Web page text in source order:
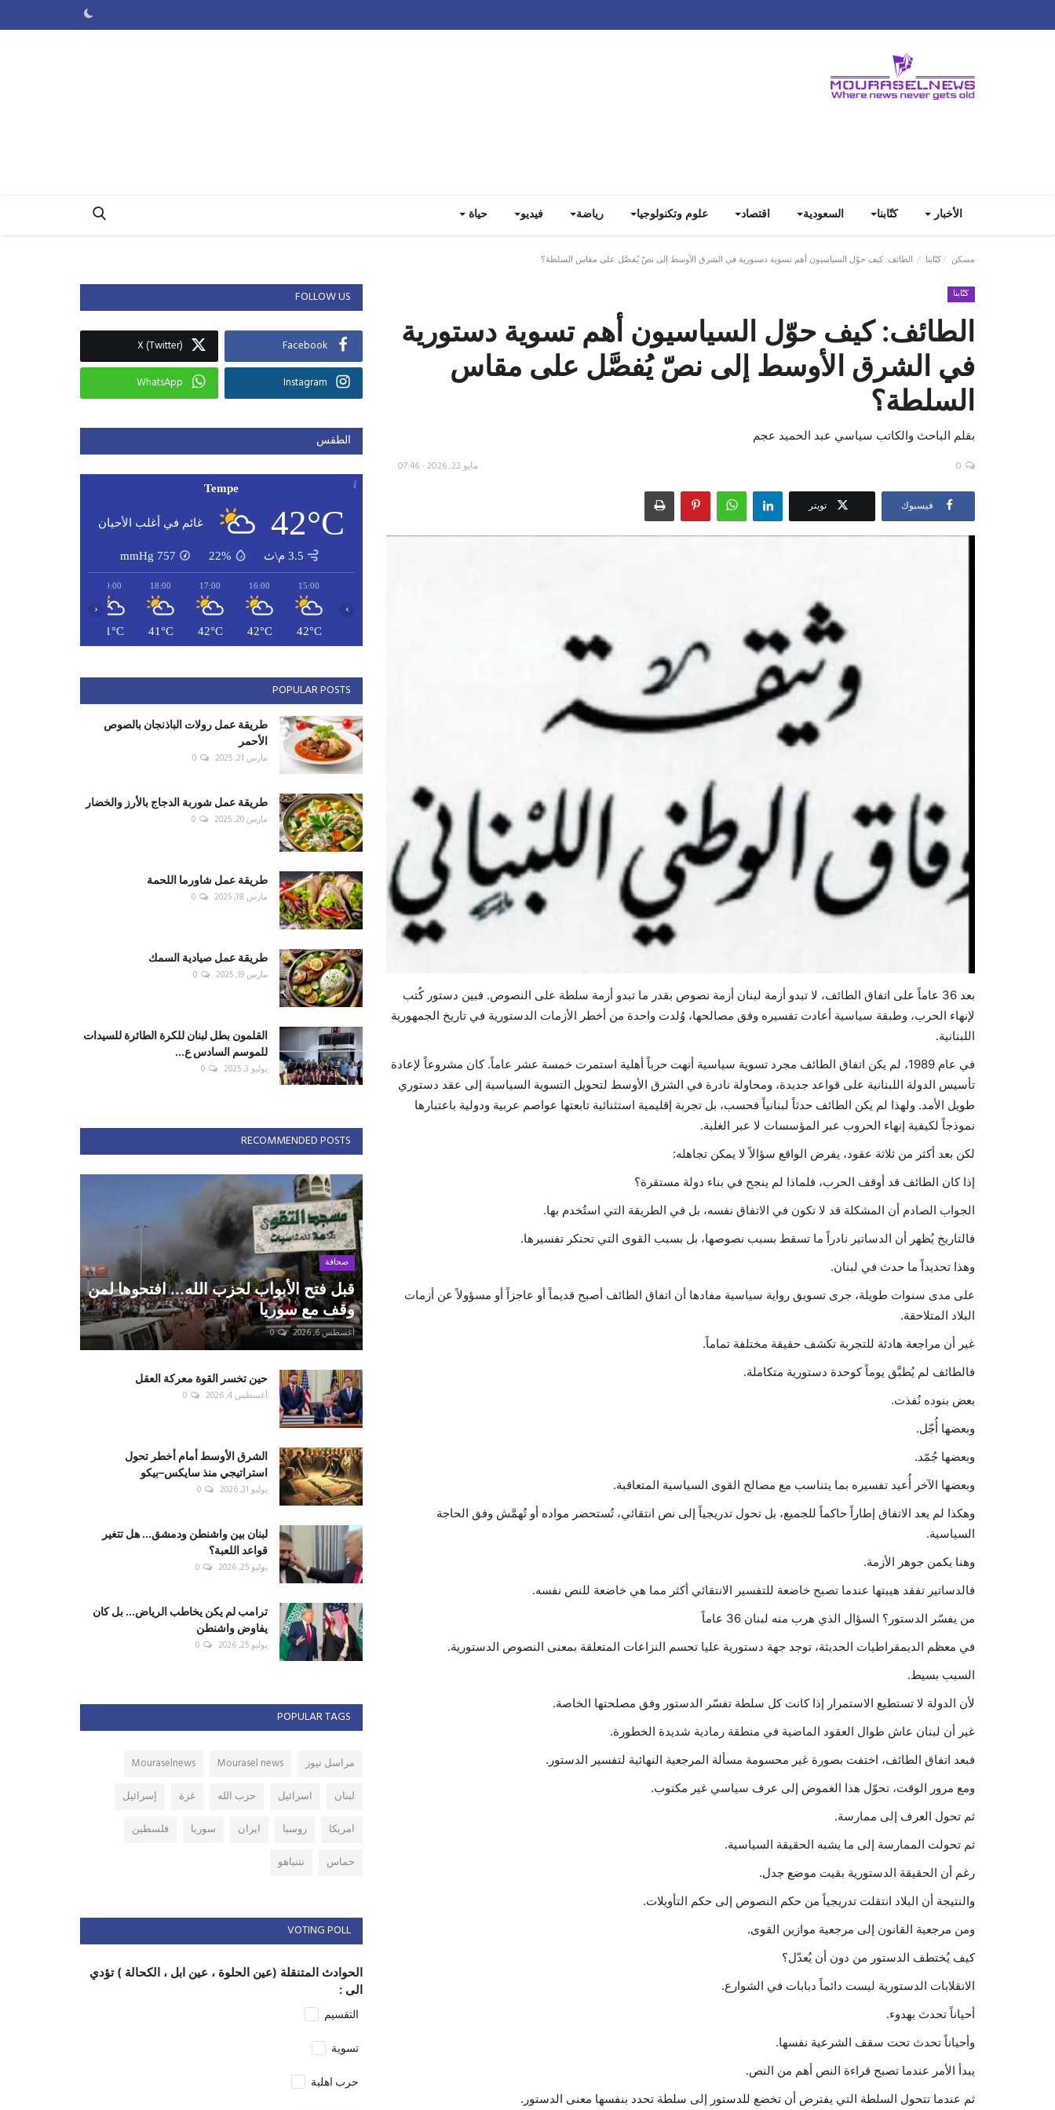
الأخبار كتّابنا السعودية اقتصاد علوم وتكنولوجيا رياضة فيديو حياة
مسكن كتّابنا الطائف: كيف حوّل السياسيون أهم تسوية دستورية في الشرق الأوسط إلى نصّ يُفصَّل على مقاس السلطة؟
كتّابنا
الطائف: كيف حوّل السياسيون أهم تسوية دستورية
في الشرق الأوسط إلى نصّ يُفصَّل على مقاس
السلطة؟
بقلم الباحث والكاتب سياسي عبد الحميد عجم
مايو 22, 2026 - 07:46 0
فيسبوك تويتر
بعد 36 عاماً على اتفاق الطائف، لا تبدو أزمة لبنان أزمة نصوص بقدر ما تبدو أزمة سلطة على النصوص. فبين دستور كُتب
لإنهاء الحرب، وطبقة سياسية أعادت تفسيره وفق مصالحها، وُلدت واحدة من أخطر الأزمات الدستورية في تاريخ الجمهورية
اللبنانية.
في عام 1989، لم يكن اتفاق الطائف مجرد تسوية سياسية أنهت حرباً أهلية استمرت خمسة عشر عاماً. كان مشروعاً لإعادة
تأسيس الدولة اللبنانية على قواعد جديدة، ومحاولة نادرة في الشرق الأوسط لتحويل التسوية السياسية إلى عقد دستوري
طويل الأمد. ولهذا لم يكن الطائف حدثاً لبنانياً فحسب، بل تجربة إقليمية استثنائية تابعتها عواصم عربية ودولية باعتبارها
نموذجاً لكيفية إنهاء الحروب عبر المؤسسات لا عبر الغلبة.
لكن بعد أكثر من ثلاثة عقود، يفرض الواقع سؤالاً لا يمكن تجاهله:
إذا كان الطائف قد أوقف الحرب، فلماذا لم ينجح في بناء دولة مستقرة؟
الجواب الصادم أن المشكلة قد لا تكون في الاتفاق نفسه، بل في الطريقة التي استُخدم بها.
فالتاريخ يُظهر أن الدساتير نادراً ما تسقط بسبب نصوصها، بل بسبب القوى التي تحتكر تفسيرها.
وهذا تحديداً ما حدث في لبنان.
على مدى سنوات طويلة، جرى تسويق رواية سياسية مفادها أن اتفاق الطائف أصبح قديماً أو عاجزاً أو مسؤولاً عن أزمات
البلاد المتلاحقة.
غير أن مراجعة هادئة للتجربة تكشف حقيقة مختلفة تماماً.
فالطائف لم يُطبَّق يوماً كوحدة دستورية متكاملة.
بعض بنوده نُفذت.
وبعضها أُجّل.
وبعضها جُمّد.
وبعضها الآخر أُعيد تفسيره بما يتناسب مع مصالح القوى السياسية المتعاقبة.
وهكذا لم يعد الاتفاق إطاراً حاكماً للجميع، بل تحول تدريجياً إلى نص انتقائي، تُستحضر مواده أو تُهمَّش وفق الحاجة
السياسية.
وهنا يكمن جوهر الأزمة.
فالدساتير تفقد هيبتها عندما تصبح خاضعة للتفسير الانتقائي أكثر مما هي خاضعة للنص نفسه.
من يفسّر الدستور؟ السؤال الذي هرب منه لبنان 36 عاماً
في معظم الديمقراطيات الحديثة، توجد جهة دستورية عليا تحسم النزاعات المتعلقة بمعنى النصوص الدستورية.
السبب بسيط.
لأن الدولة لا تستطيع الاستمرار إذا كانت كل سلطة تفسّر الدستور وفق مصلحتها الخاصة.
غير أن لبنان عاش طوال العقود الماضية في منطقة رمادية شديدة الخطورة.
فبعد اتفاق الطائف، اختفت بصورة غير محسومة مسألة المرجعية النهائية لتفسير الدستور.
ومع مرور الوقت، تحوّل هذا الغموض إلى عرف سياسي غير مكتوب.
ثم تحول العرف إلى ممارسة.
ثم تحولت الممارسة إلى ما يشبه الحقيقة السياسية.
رغم أن الحقيقة الدستورية بقيت موضع جدل.
والنتيجة أن البلاد انتقلت تدريجياً من حكم النصوص إلى حكم التأويلات.
ومن مرجعية القانون إلى مرجعية موازين القوى.
كيف يُختطف الدستور من دون أن يُعدّل؟
الانقلابات الدستورية ليست دائماً دبابات في الشوارع.
أحياناً تحدث بهدوء.
وأحياناً تحدث تحت سقف الشرعية نفسها.
يبدأ الأمر عندما تصبح قراءة النص أهم من النص.
ثم عندما تتحول السلطة التي يفترض أن تخضع للدستور إلى سلطة تحدد بنفسها معنى الدستور.
FOLLOW US
Facebook
X (Twitter)
Instagram
WhatsApp
الطقس
Tempe
42°C غائم في أغلب الأحيان
3.5 م\ث 22%
757
mmHg
15:00
42°C
16:00
42°C
17:00
42°C
18:00
41°C
19:00
41°C
‹ ›
POPULAR POSTS
طريقة عمل رولات الباذنجان بالصوص
الأحمر
مارس 21, 2025 0
طريقة عمل شوربة الدجاج بالأرز والخضار
مارس 20, 2025 0
طريقة عمل شاورما اللحمة
مارس 18, 2025 0
طريقة عمل صيادية السمك
مارس 19, 2025 0
القلمون بطل لبنان للكرة الطائرة للسيدات
للموسم السادس ع...
يوليو 3, 2025 0
RECOMMENDED POSTS
صحافة
قبل فتح الأبواب لحزب الله... افتحوها لمن
وقف مع سوريا
أغسطس 6, 2026 0
حين تخسر القوة معركة العقل
أغسطس 4, 2026 0
الشرق الأوسط أمام أخطر تحول
استراتيجي منذ سايكس–بيكو
يوليو 31, 2026 0
لبنان بين واشنطن ودمشق... هل تتغير
قواعد اللعبة؟
يوليو 25, 2026 0
ترامب لم يكن يخاطب الرياض... بل كان
يفاوض واشنطن
يوليو 25, 2026 0
POPULAR TAGS
مراسل نيوز Mourasel news
Mouraselnews
لبنان
اسرائيل حزب الله غزة
إسرائيل
امريكا
روسيا ايران سوريا
فلسطين
حماس
نتنياهو
VOTING POLL
الحوادث المتنقلة (عين الحلوة ، عين ابل ، الكحالة ) تؤدي
الى :
التقسيم
تسوية
حرب اهلية